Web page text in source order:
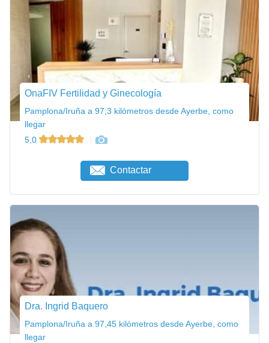
OnaFIV Fertilidad y Ginecología
Pamplona/Iruña a 97,3 kilómetros desde Ayerbe, como
llegar
5,0
Contactar
Dra. Ingrid Baquero
Pamplona/Iruña a 97,45 kilómetros desde Ayerbe, como
llegar